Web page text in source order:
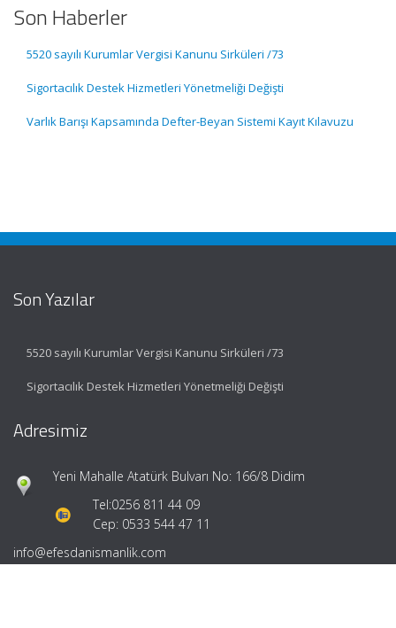
Son Haberler
5520 sayılı Kurumlar Vergisi Kanunu Sirküleri /73
Sigortacılık Destek Hizmetleri Yönetmeliği Değişti
Varlık Barışı Kapsamında Defter-Beyan Sistemi Kayıt Kılavuzu
Son Yazılar
5520 sayılı Kurumlar Vergisi Kanunu Sirküleri /73
Sigortacılık Destek Hizmetleri Yönetmeliği Değişti
Adresimiz
Yeni Mahalle Atatürk Bulvarı No: 166/8 Didim
Tel:0256 811 44 09
Cep: 0533 544 47 11
info@efesdanismanlik.com